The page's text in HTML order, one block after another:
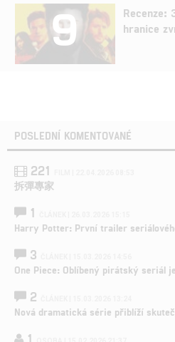
9
Recenze:
hranice
POSLEDNÍ KOMENTOVANÉ
221
拆彈專家
1
Harry Potter: První trailer
3
One Piece: Oblíbený pirátský seriál
2
Nová dramatická série přiblíží
1